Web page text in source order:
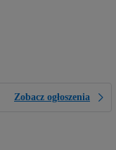
Zobacz ogłoszenia